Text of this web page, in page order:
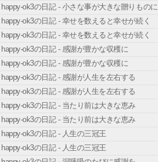
happy-ok3の日記 - 小さな事が大きな贈りものに
happy-ok3の日記 - 幸せを数えると幸せが続く
happy-ok3の日記 - 幸せを数えると幸せが続く
happy-ok3の日記 - 感謝が豊かな収穫に
happy-ok3の日記 - 感謝が豊かな収穫に
happy-ok3の日記 - 感謝が人生を左右する
happy-ok3の日記 - 感謝が人生を左右する
happy-ok3の日記 - 当たり前は大きな恵み
happy-ok3の日記 - 当たり前は大きな恵み
happy-ok3の日記 - 人生の三冠王
happy-ok3の日記 - 人生の三冠王